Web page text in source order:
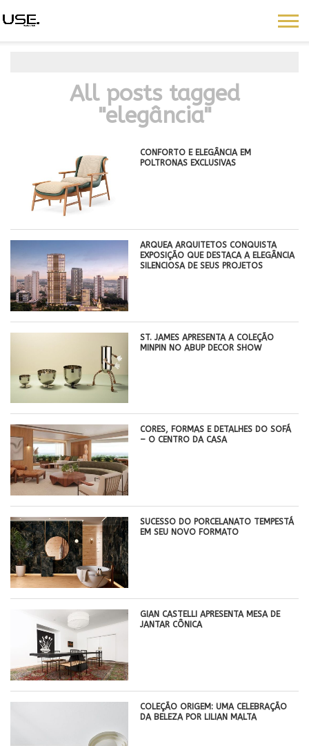
All posts tagged
"elegância"
CONFORTO E ELEGÂNCIA EM
POLTRONAS EXCLUSIVAS
ARQUEA ARQUITETOS CONQUISTA
EXPOSIÇÃO QUE DESTACA A ELEGÂNCIA
SILENCIOSA DE SEUS PROJETOS
ST. JAMES APRESENTA A COLEÇÃO
MINPIN NO ABUP DECOR SHOW
CORES, FORMAS E DETALHES DO SOFÁ
– O CENTRO DA CASA
SUCESSO DO PORCELANATO TEMPESTÁ
EM SEU NOVO FORMATO
GIAN CASTELLI APRESENTA MESA DE
JANTAR CÔNICA
COLEÇÃO ORIGEM: UMA CELEBRAÇÃO
DA BELEZA POR LILIAN MALTA